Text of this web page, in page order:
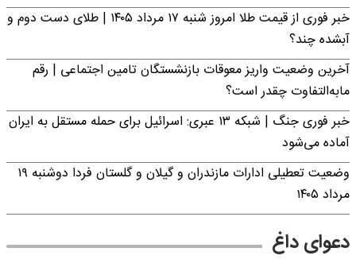
خبر فوری از قیمت طلا امروز شنبه ۱۷ مرداد ۱۴۰۵ | طلای دست دوم و
آبشده چند؟
آخرین وضعیت واریز معوقات بازنشستگان تامین اجتماعی | رقم
مابه‌التفاوت چقدر است؟
خبر فوری جنگ | شبکه ۱۳ عبری: اسرائیل برای حمله مستقل به ایران
آماده می‌شود
وضعیت تعطیلی ادارات مازندران و گیلان و گلستان فردا دوشنبه ۱۹
مرداد ۱۴۰۵
دعوای داغ